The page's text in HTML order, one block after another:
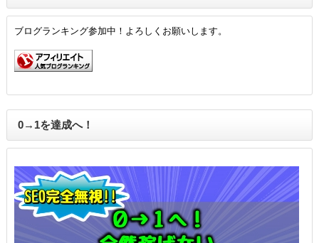
ブログランキング参加中！よろしくお願いします。
0→1を達成へ！